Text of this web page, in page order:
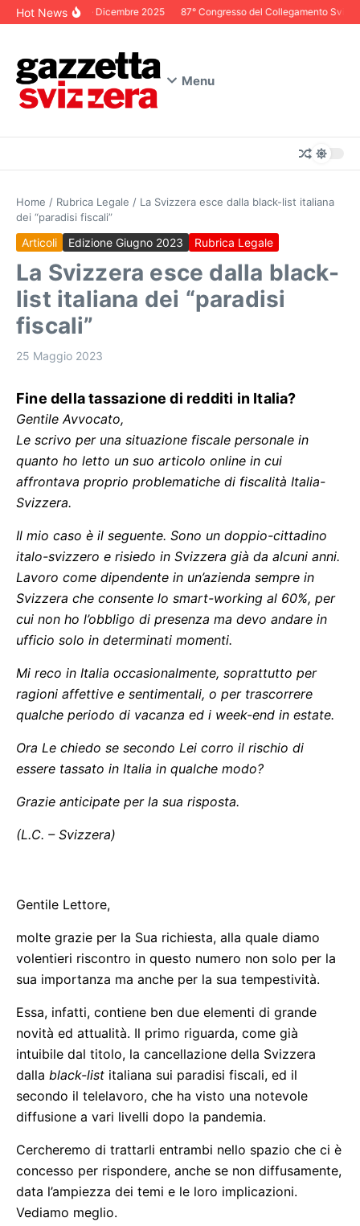
Salta al contenuto
Hot NewsEditoriale Dicembre 2025 87° Congresso del Collegamento
Menu
Home / Rubrica Legale / La Svizzera esce dalla black-list italiana
dei “paradisi fiscali”
Articoli Edizione Giugno 2023 Rubrica Legale
La Svizzera esce dalla black-
list italiana dei “paradisi
fiscali”
25 Maggio 2023
Fine della tassazione di redditi in Italia?
Gentile Avvocato,
Le scrivo per una situazione fiscale personale in
quanto ho letto un suo articolo online in cui
affrontava proprio problematiche di fiscalità Italia-
Svizzera.
Il mio caso è il seguente. Sono un doppio-cittadino
italo-svizzero e risiedo in Svizzera già da alcuni anni.
Lavoro come dipendente in un’azienda sempre in
Svizzera che consente lo smart-working al 60%, per
cui non ho l’obbligo di presenza ma devo andare in
ufficio solo in determinati momenti.
Mi reco in Italia occasionalmente, soprattutto per
ragioni affettive e sentimentali, o per trascorrere
qualche periodo di vacanza ed i week-end in estate.
Ora Le chiedo se secondo Lei corro il rischio di
essere tassato in Italia in qualche modo?
Grazie anticipate per la sua risposta.
(L.C. – Svizzera)
Gentile Lettore,
molte grazie per la Sua richiesta, alla quale diamo
volentieri riscontro in questo numero non solo per la
sua importanza ma anche per la sua tempestività.
Essa, infatti, contiene ben due elementi di grande
novità ed attualità. Il primo riguarda, come già
intuibile dal titolo, la cancellazione della Svizzera
dalla black-list italiana sui paradisi fiscali, ed il
secondo il telelavoro, che ha visto una notevole
diffusione a vari livelli dopo la pandemia.
Cercheremo di trattarli entrambi nello spazio che ci è
concesso per rispondere, anche se non diffusamente,
data l’ampiezza dei temi e le loro implicazioni.
Vediamo meglio.